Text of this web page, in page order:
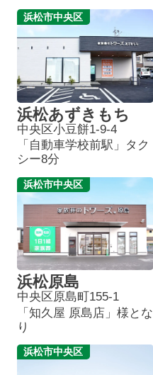
浜松市中央区
浜松あずきもち
中央区小豆餅1-9-4
「自動車学校前駅」タク
シー8分
浜松市中央区
浜松原島
中央区原島町155-1
「知久屋 原島店」様とな
り
浜松市中央区